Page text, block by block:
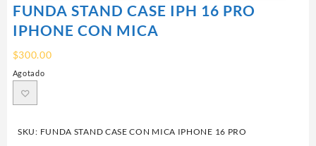
FUNDA STAND CASE IPH 16 PRO
IPHONE CON MICA
$300.00
Agotado
SKU: FUNDA STAND CASE CON MICA IPHONE 16 PRO